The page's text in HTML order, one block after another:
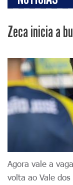
Zeca inicia a
Agora vale a
volta ao Vale